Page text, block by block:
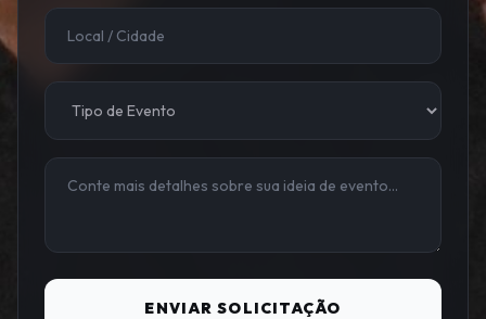
ENVIAR SOLICITAÇÃO